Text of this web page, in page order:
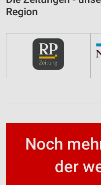
Region
Noch
der